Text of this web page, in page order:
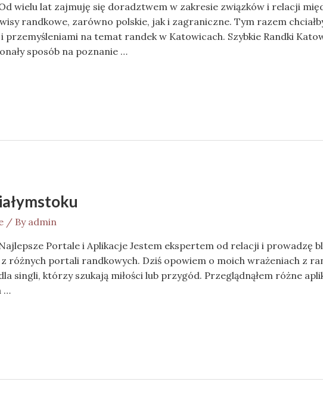
wielu lat zajmuję się doradztwem w zakresie związków i relacji
randkowe, zarówno polskie, jak i zagraniczne. Tym razem
przemyśleniami na temat randek w Katowicach. Szybkie Randki
sposób na poznanie …
/ By admin
Portale i Aplikacje Jestem ekspertem od relacji i prowadzę
różnych portali randkowych. Dziś opowiem o moich wrażeniach z
singli, którzy szukają miłości lub przygód. Przeglądnąłem różne
…